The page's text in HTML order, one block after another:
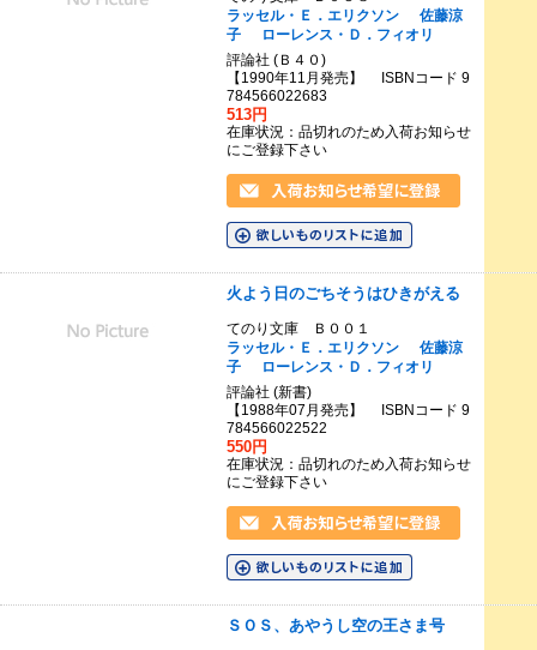
ラッセル・Ｅ．エリクソン
佐藤涼
子
ローレンス・Ｄ．フィオリ
評論社 (Ｂ４０)
【1990年11月発売】 ISBNコード 9
784566022683
513円
在庫状況：品切れのため入荷お知らせ
にご登録下さい
火よう日のごちそうはひきがえる
てのり文庫 Ｂ００１
ラッセル・Ｅ．エリクソン
佐藤涼
子
ローレンス・Ｄ．フィオリ
評論社 (新書)
【1988年07月発売】 ISBNコード 9
784566022522
550円
在庫状況：品切れのため入荷お知らせ
にご登録下さい
ＳＯＳ、あやうし空の王さま号